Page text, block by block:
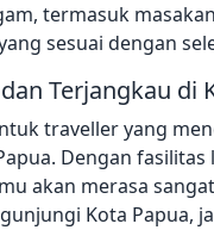
termasuk
sesuai dengan
Terjangkau di
traveller yang
Dengan
akan merasa
Kota Papua,